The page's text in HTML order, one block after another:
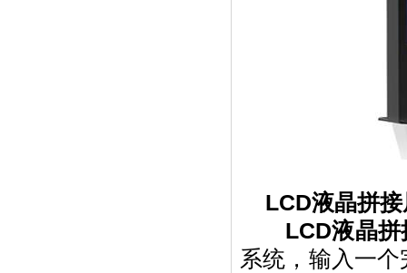
LCD液晶拼
LCD液晶拼
系统，输入一